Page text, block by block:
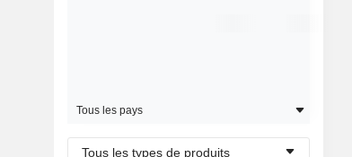
Tous les pays
Tous les types de produits